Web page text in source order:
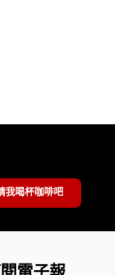
我喝杯咖啡吧